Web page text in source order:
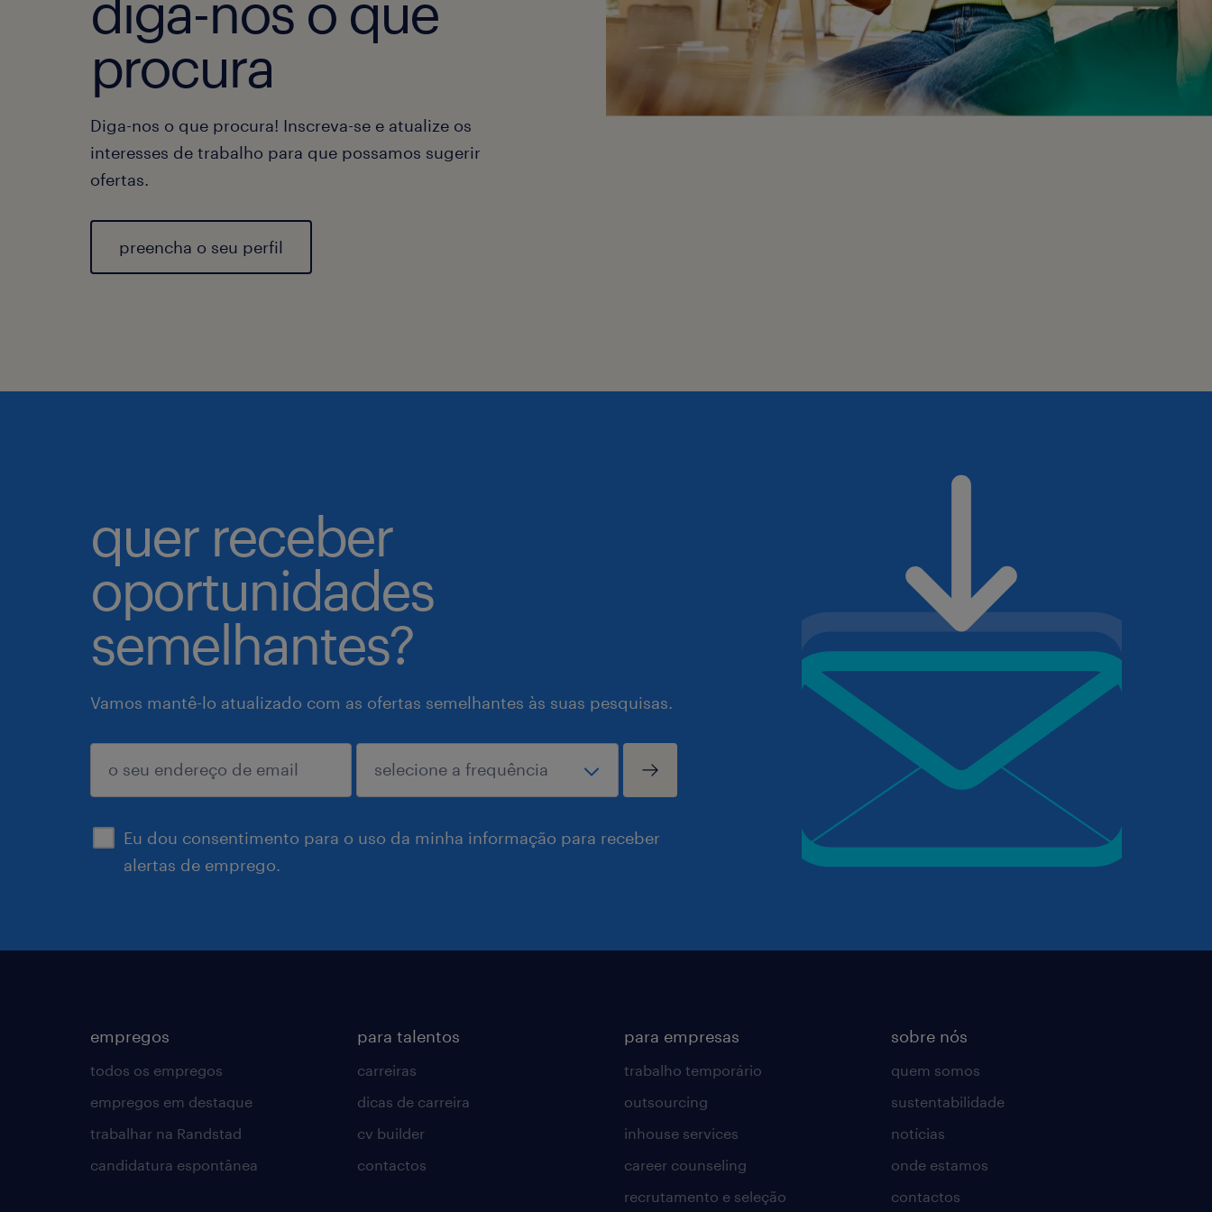
procura
Diga-nos o que procura! Inscreva-se e atualize os
interesses de trabalho para que possamos sugerir
ofertas.
preencha o seu perfil
quer receber
oportunidades
semelhantes?
Vamos mantê-lo atualizado com as ofertas semelhantes às suas pesquisas.
Eu dou consentimento para o uso da minha informação para receber
alertas de emprego.
enviar
empregos
todos os empregos
empregos em destaque
trabalhar na Randstad
candidatura espontânea
para talentos
carreiras
dicas de carreira
cv builder
contactos
para empresas
trabalho temporário
outsourcing
inhouse services
career counseling
recrutamento e seleção
sobre nós
quem somos
sustentabilidade
notícias
onde estamos
contactos